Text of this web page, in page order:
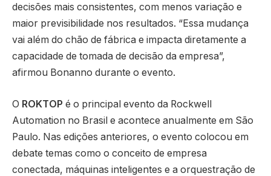
decisões mais consistentes, com menos variação e
maior previsibilidade nos resultados. “Essa mudança
vai além do chão de fábrica e impacta diretamente a
capacidade de tomada de decisão da empresa”,
afirmou Bonanno durante o evento.
O ROKTOP é o principal evento da Rockwell
Automation no Brasil e acontece anualmente em São
Paulo. Nas edições anteriores, o evento colocou em
debate temas como o conceito de empresa
conectada, máquinas inteligentes e a orquestração de